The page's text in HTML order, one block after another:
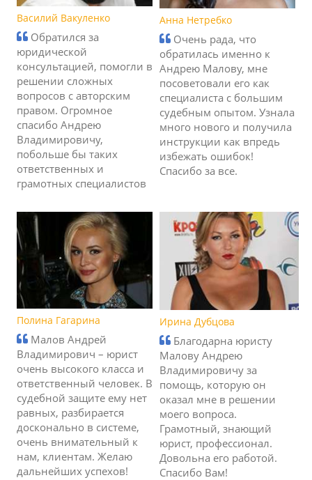
Василий Вакуленко
Обратился за
юридической
консультацией, помогли в
решении сложных
вопросов с авторским
правом. Огромное
спасибо Андрею
Владимировичу,
побольше бы таких
ответственных и
грамотных специалистов
Анна Нетребко
Очень рада, что
обратилась именно к
Андрею Малову, мне
посоветовали его как
специалиста с большим
судебным опытом. Узнала
много нового и получила
инструкции как впредь
избежать ошибок!
Спасибо за все.
Полина Гагарина
Малов Андрей
Владимирович – юрист
очень высокого класса и
ответственный человек. В
судебной защите ему нет
равных, разбирается
досконально в системе,
очень внимательный к
нам, клиентам. Желаю
дальнейших успехов!
Ирина Дубцова
Благодарна юристу
Малову Андрею
Владимировичу за
помощь, которую он
оказал мне в решении
моего вопроса.
Грамотный, знающий
юрист, профессионал.
Довольна его работой.
Спасибо Вам!